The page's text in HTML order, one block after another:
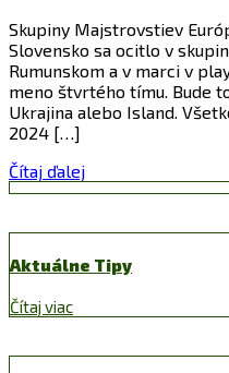
Skupiny Majstrovstiev
Slovensko sa ocitlo v
Rumunskom a v marci v
meno štvrtého tímu. Bude
Ukrajina alebo Island.
2024 […]
Čítaj ďalej
Aktuálne Tipy
Čítaj viac